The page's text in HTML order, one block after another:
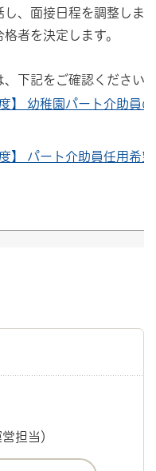
、面接日程を調整しま
者を決定します。
、下記をご確認ください
】 幼稚園パート介助員
】 パート介助員任用希
担当）